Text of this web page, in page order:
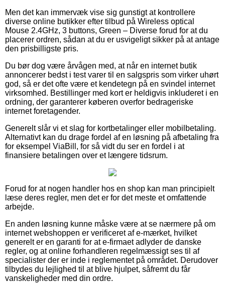
Men det kan immervæk vise sig gunstigt at kontrollere
diverse online butikker efter tilbud på Wireless optical
Mouse 2.4GHz, 3 buttons, Green – Diverse forud for at du
placerer ordren, sådan at du er usvigeligt sikker på at antage
den prisbilligste pris.
Du bør dog være årvågen med, at når en internet butik
annoncerer bedst i test varer til en salgspris som virker uhørt
god, så er det ofte være et kendetegn på en svindel internet
virksomhed. Bestillinger med kort er heldigvis inkluderet i en
ordning, der garanterer køberen overfor bedrageriske
internet foretagender.
Generelt slår vi et slag for kortbetalinger eller mobilbetaling.
Alternativt kan du drage fordel af en løsning på afbetaling fra
for eksempel ViaBill, for så vidt du ser en fordel i at
finansiere betalingen over et længere tidsrum.
Forud for at nogen handler hos en shop kan man principielt
læse deres regler, men det er for det meste et omfattende
arbejde.
En anden løsning kunne måske være at se nærmere på om
internet webshoppen er verificeret af e-mærket, hvilket
generelt er en garanti for at e-firmaet adlyder de danske
regler, og at online forhandleren regelmæssigt ses til af
specialister der er inde i reglementet på området. Derudover
tilbydes du lejlighed til at blive hjulpet, såfremt du får
vanskeligheder med din ordre.